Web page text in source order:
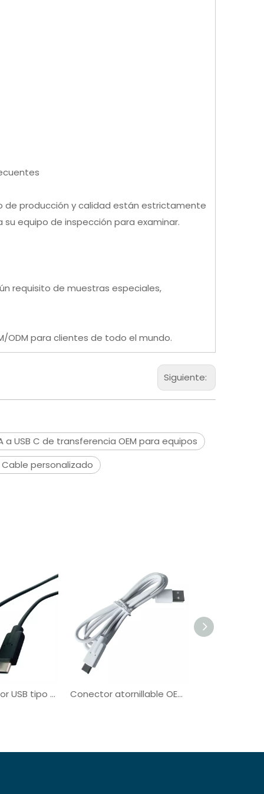
de producción y calidad están estrictamente
equipo de inspección para examinar.
requisito de muestras especiales,
ODM para clientes de todo el mundo.
Siguiente:
a USB C de transferencia OEM para equipos
Cable personalizado
Cable cargador USB tipo C de 1 m / 2 m / 3 m para dispositivos electrónicos Conector atornillable OEM USB tipo A a C para industria médica